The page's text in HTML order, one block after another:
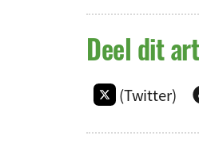
Deel dit
(Twitter)